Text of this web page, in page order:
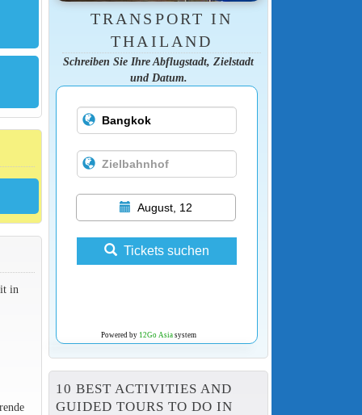
in
TRANSPORT IN
THAILAND
Schreiben Sie Ihre Abflugstadt, Zielstadt
und Datum.
August, 12
Tickets suchen
Powered by 12Go Asiasystem
10 BEST ACTIVITIES AND
GUIDED TOURS TO DO IN